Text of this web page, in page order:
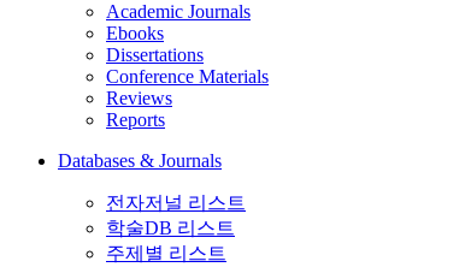
Academic Journals
Ebooks
Dissertations
Conference Materials
Reviews
Reports
Databases & Journals
전자저널 리스트
학술DB 리스트
주제별 리스트